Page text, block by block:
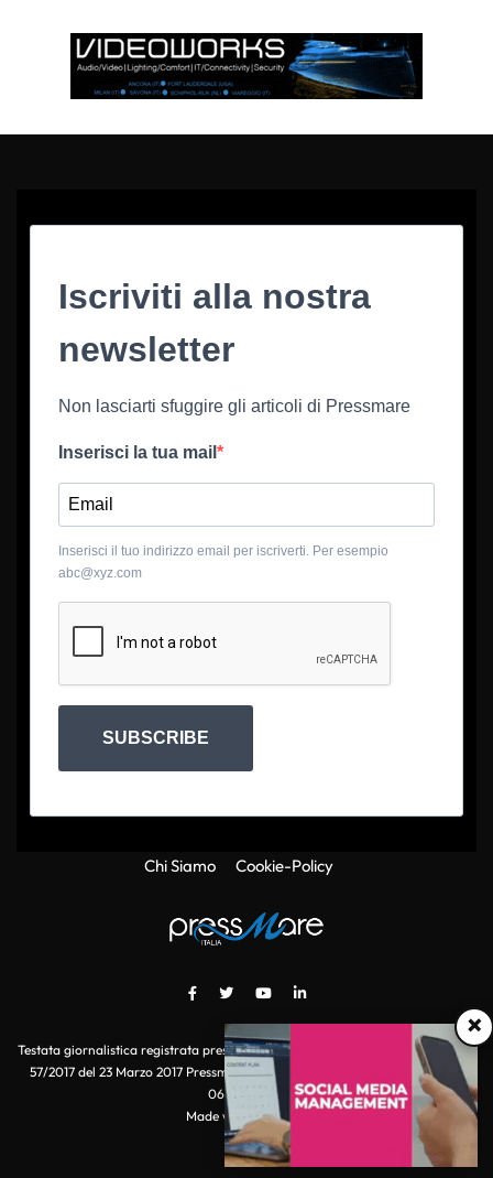
×
Iscriviti alla nostra
newsletter
Non lasciarti sfuggire gli articoli di Pressmare
Inserisci la tua mail
Inserisci il tuo indirizzo email per iscriverti. Per esempio
abc@xyz.com
SUBSCRIBE
Chi Siamo Cookie-Policy
Testata giornalistica registrata presso il Tribunale di Roma con autorizzazione
57/2017 del 23 Marzo 2017 Pressmare.it è un marchio di S.P.E.N. Srl - P.IVA
06511641000
Made with
by POI